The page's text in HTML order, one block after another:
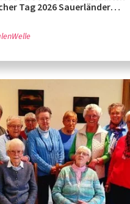
Tag 2026 Sauerländer